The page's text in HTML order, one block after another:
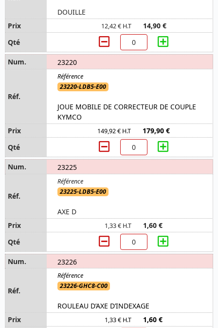
DOUILLE
12,42 € H.T 14,90 €
23220
23220-LDB5-E00
JOUE MOBILE DE CORRECTEUR DE COUPLE
KYMCO
149,92 € H.T 179,90 €
23225
23225-LDB5-E00
AXE D
1,33 € H.T 1,60 €
23226
23226-GHC8-C00
ROULEAU D’AXE D’INDEXAGE
1,33 € H.T 1,60 €